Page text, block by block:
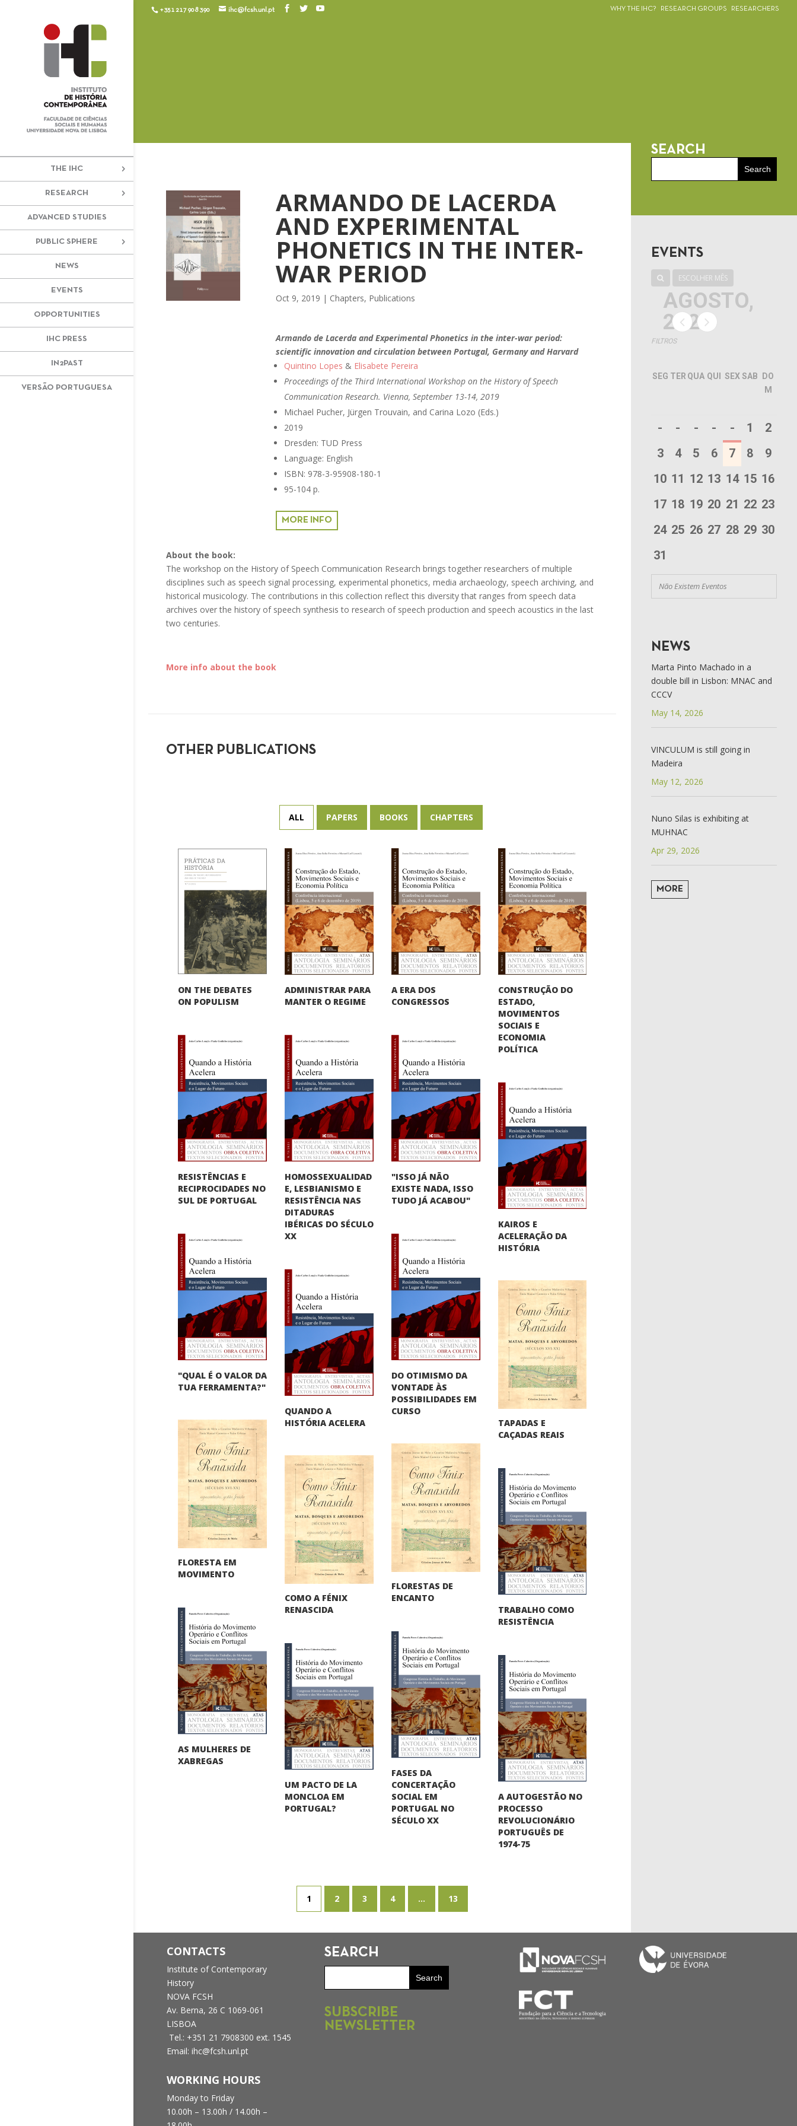
+351 217 908 390 ihc@fcsh.unl.pt WHY THE IHC? RESEARCH GROUPS RESEARCHERS
THE IHC
RESEARCH
ADVANCED STUDIES
PUBLIC SPHERE
NEWS
EVENTS
OPPORTUNITIES
IHC PRESS
IN2PAST
VERSÃO PORTUGUESA
ARMANDO DE LACERDA
AND EXPERIMENTAL
PHONETICS IN THE INTER-
WAR PERIOD
Oct 9, 2019 | Chapters, Publications
Armando de Lacerda and Experimental Phonetics in the inter-war period:
scientific innovation and circulation between Portugal, Germany and Harvard
Quintino Lopes & Elisabete Pereira
Proceedings of the Third International Workshop on the History of Speech
Communication Research. Vienna, September 13-14, 2019
Michael Pucher, Jürgen Trouvain, and Carina Lozo (Eds.)
2019
Dresden: TUD Press
Language: English
ISBN: 978-3-95908-180-1
95-104 p.
MORE INFO
About the book:
The workshop on the History of Speech Communication Research brings together researchers of multiple
disciplines such as speech signal processing, experimental phonetics, media archaeology, speech archiving, and
historical musicology. The contributions in this collection reflect this diversity that ranges from speech data
archives over the history of speech synthesis to research of speech production and speech acoustics in the last
two centuries.
More info about the book
OTHER PUBLICATIONS
ALL PAPERS BOOKS CHAPTERS
ON THE DEBATES
ON POPULISM
ADMINISTRAR PARA
MANTER O REGIME
A ERA DOS
CONGRESSOS
CONSTRUÇÃO DO
ESTADO,
MOVIMENTOS
SOCIAIS E
ECONOMIA
POLÍTICA
RESISTÊNCIAS E
RECIPROCIDADES NO
SUL DE PORTUGAL
HOMOSSEXUALIDAD
E, LESBIANISMO E
RESISTÊNCIA NAS
DITADURAS
IBÉRICAS DO SÉCULO
XX
"ISSO JÁ NÃO
EXISTE NADA, ISSO
TUDO JÁ ACABOU"
KAIROS E
ACELERAÇÃO DA
HISTÓRIA
"QUAL É O VALOR DA
TUA FERRAMENTA?"
DO OTIMISMO DA
VONTADE ÀS
POSSIBILIDADES EM
CURSO
QUANDO A
HISTÓRIA ACELERA TAPADAS E
CAÇADAS REAIS
FLORESTA EM
MOVIMENTO
FLORESTAS DE
ENCANTO
COMO A FÉNIX
RENASCIDA TRABALHO COMO
RESISTÊNCIA
AS MULHERES DE
XABREGAS
FASES DA
CONCERTAÇÃO
SOCIAL EM
PORTUGAL NO
SÉCULO XX
UM PACTO DE LA
MONCLOA EM
PORTUGAL?
A AUTOGESTÃO NO
PROCESSO
REVOLUCIONÁRIO
PORTUGUÊS DE
1974-75
1 2 3 4 ... 13
SEARCH
EVENTS
ESCOLHER MÊS
AGOSTO,
2026
FILTROS
SEG TER QUA QUI SEX SAB DO
M
- - - - - 1
2
3
4 5 6 7 8
9
10 11 12 13 14 15 16
17 18 19 20 21 22 23
24 25 26 27 28 29 30
31
Não Existem Eventos
NEWS
Marta Pinto Machado in a
double bill in Lisbon: MNAC and
CCCV
May 14, 2026
VINCULUM is still going in
Madeira
May 12, 2026
Nuno Silas is exhibiting at
MUHNAC
Apr 29, 2026
MORE
CONTACTS
Institute of Contemporary
History
NOVA FCSH
Av. Berna, 26 C 1069-061
LISBOA
Tel.: +351 21 7908300 ext. 1545
Email: ihc@fcsh.unl.pt
WORKING HOURS
Monday to Friday
10.00h – 13.00h / 14.00h –
SEARCH
SUBSCRIBE
NEWSLETTER